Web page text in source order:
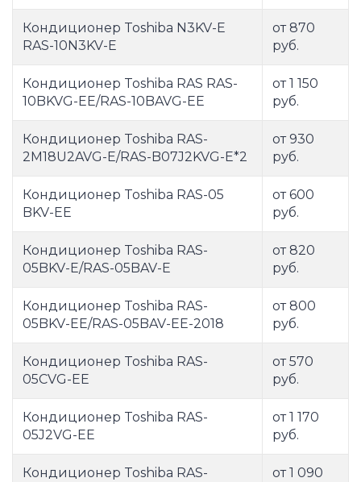
Кондиционер Toshiba N3KV-E
RAS-10N3KV-E
от 870
руб.
Кондиционер Toshiba RAS RAS-
10BKVG-EE/RAS-10BAVG-EE
от 1 150
руб.
Кондиционер Toshiba RAS-
2M18U2AVG-E/RAS-B07J2KVG-E*2
от 930
руб.
Кондиционер Toshiba RAS-05
BKV-EE
от 600
руб.
Кондиционер Toshiba RAS-
05BKV-E/RAS-05BAV-E
от 820
руб.
Кондиционер Toshiba RAS-
05BKV-EE/RAS-05BAV-EE-2018
от 800
руб.
Кондиционер Toshiba RAS-
05CVG-EE
от 570
руб.
Кондиционер Toshiba RAS-
05J2VG-EE
от 1 170
руб.
Кондиционер Toshiba RAS-
от 1 090